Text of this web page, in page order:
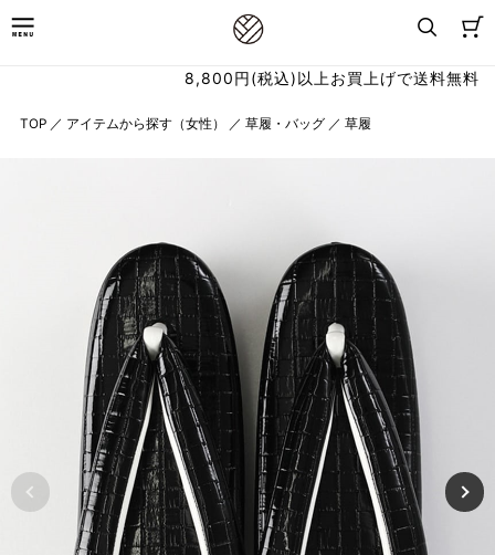
8,800円(税込)以上お買上げで送料無料
TOP ／ アイテムから探す（女性） ／ 草履・バッグ ／ 草履